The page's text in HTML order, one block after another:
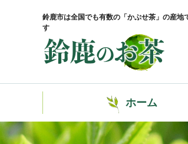
鈴鹿市は全国でも有数の「かぶせ茶」の産地
す
ホーム